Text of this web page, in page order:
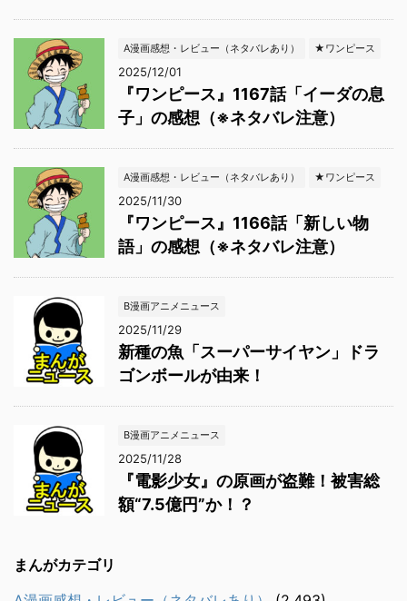
A漫画感想・レビュー（ネタバレあり） ★ワンピース
2025/12/01
『ワンピース』1167話「イーダの息
子」の感想（※ネタバレ注意）
A漫画感想・レビュー（ネタバレあり） ★ワンピース
2025/11/30
『ワンピース』1166話「新しい物
語」の感想（※ネタバレ注意）
B漫画アニメニュース
2025/11/29
新種の魚「スーパーサイヤン」ドラ
ゴンボールが由来！
B漫画アニメニュース
2025/11/28
『電影少女』の原画が盗難！被害総
額“7.5億円”か！？
まんがカテゴリ